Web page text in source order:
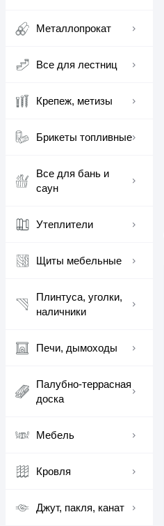
Металлопрокат
Все для лестниц
Крепеж, метизы
Брикеты топливные
Все для бань и
саун
Утеплители
Щиты мебельные
Плинтуса, уголки,
наличники
Печи, дымоходы
Палубно-террасная
доска
Мебель
Кровля
Джут, пакля, канат